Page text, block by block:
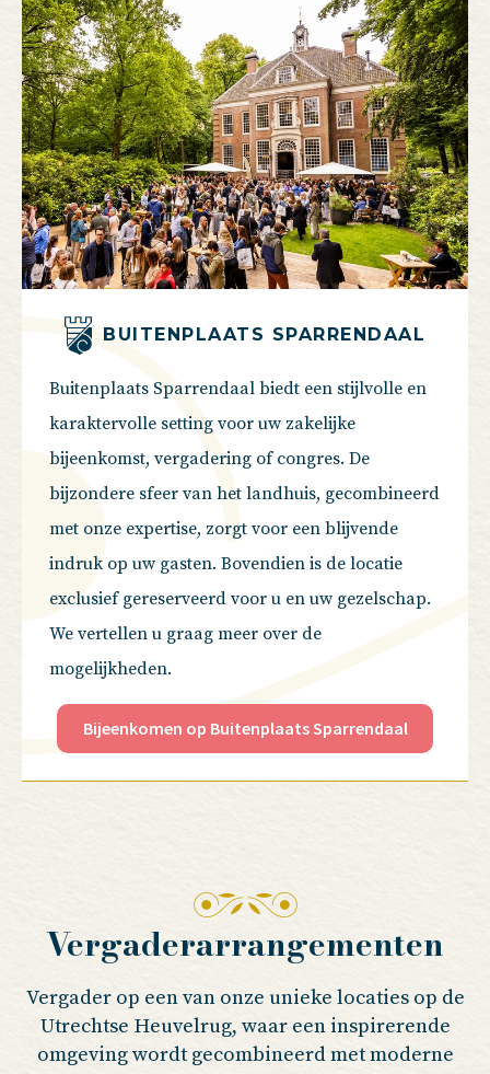
BUITENPLAATS SPARRENDAAL
Buitenplaats Sparrendaal biedt een stijlvolle en
karaktervolle setting voor uw zakelijke
bijeenkomst, vergadering of congres. De
bijzondere sfeer van het landhuis, gecombineerd
met onze expertise, zorgt voor een blijvende
indruk op uw gasten. Bovendien is de locatie
exclusief gereserveerd voor u en uw gezelschap.
We vertellen u graag meer over de
mogelijkheden.
Bijeenkomen op Buitenplaats Sparrendaal
Vergaderarrangementen
Vergader op een van onze unieke locaties op de
Utrechtse Heuvelrug, waar een inspirerende
omgeving wordt gecombineerd met moderne